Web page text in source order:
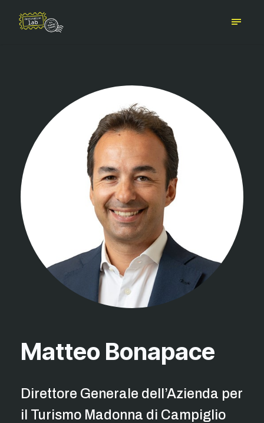
Matteo Bonapace
Direttore Generale dell’Azienda per
il Turismo Madonna di Campiglio